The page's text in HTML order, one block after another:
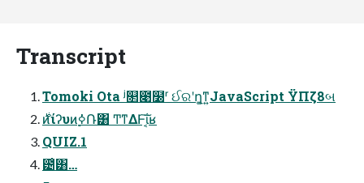
Transcript
Tomoki Ota ʲ௒೉໰ʳ ઈରʹղ͚ͳ͍JavaScript ΫΠζ8બ
࣍ͷίʔυͷ࣮ߦ݁Ռ͸ Ͳ͏ͳΔͰ͠ΐ͏͔ʁ
QUIZ.1
౴͑͸…